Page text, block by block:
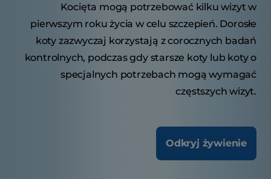
Kocięta mogą potrzebować kilku wizyt w
pierwszym roku życia w celu szczepień. Dorosłe
koty zazwyczaj korzystają z corocznych badań
kontrolnych, podczas gdy starsze koty lub koty o
specjalnych potrzebach mogą wymagać
częstszych wizyt.
Odkryj żywienie